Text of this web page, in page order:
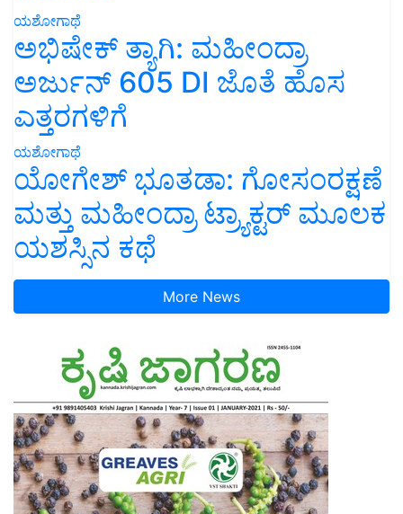
ಯಶೋಗಾಥೆ
ಅಭಿಷೇಕ್ ತ್ಯಾಗಿ: ಮಹೀಂದ್ರಾ
ಅರ್ಜುನ್ 605 DI ಜೊತೆ ಹೊಸ
ಎತ್ತರಗಳಿಗೆ
ಯಶೋಗಾಥೆ
ಯೋಗೇಶ್ ಭೂತಡಾ: ಗೋಸಂರಕ್ಷಣೆ
ಮತ್ತು ಮಹೀಂದ್ರಾ ಟ್ರ್ಯಾಕ್ಟರ್ ಮೂಲಕ
ಯಶಸ್ಸಿನ ಕಥೆ
More News